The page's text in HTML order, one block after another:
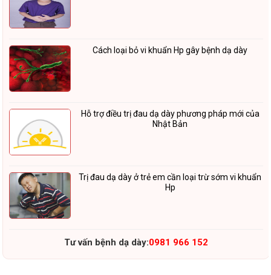
Cách loại bỏ vi khuẩn Hp gây bệnh dạ dày
Hỗ trợ điều trị đau dạ dày phương pháp mới của
Nhật Bản
Trị đau dạ dày ở trẻ em cần loại trừ sớm vi khuẩn
Hp
Tư vấn bệnh dạ dày:0981 966 152